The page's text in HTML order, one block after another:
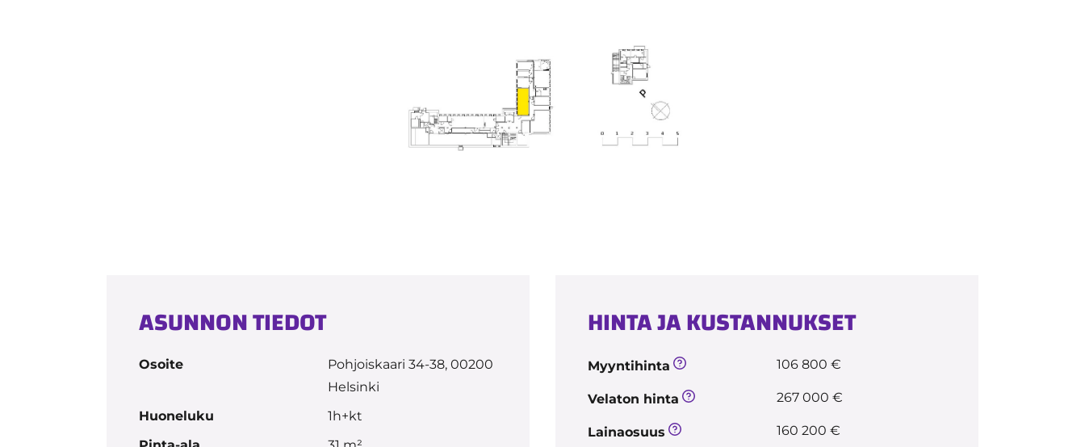
ASUNNON TIEDOT
Osoite
Pohjoiskaari 34-38, 00200
Helsinki
Huoneluku
1h+kt
HINTA JA KUSTANNUKSET
Myyntihinta 106 800 €
Velaton hinta 267 000 €
Lainaosuus 160 200 €